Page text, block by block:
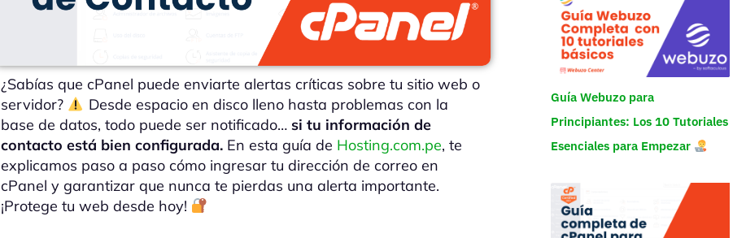
¿Sabías que cPanel puede enviarte alertas críticas sobre tu sitio web o
servidor?
Desde espacio en disco lleno hasta problemas con la
base de datos, todo puede ser notificado… si tu información de
contacto está bien configurada. En esta guía de Hosting.com.pe, te
explicamos paso a paso cómo ingresar tu dirección de correo en
cPanel y garantizar que nunca te pierdas una alerta importante.
¡Protege tu web desde hoy!
Guía Webuzo para
Principiantes: Los 10 Tutoriales
Esenciales para Empezar